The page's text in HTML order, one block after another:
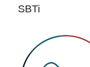
SBTi